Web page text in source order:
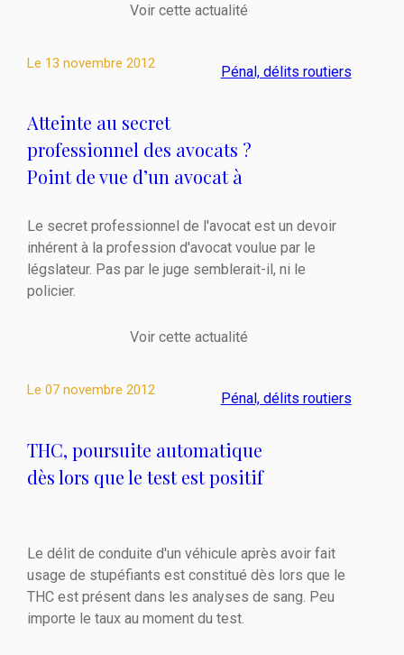
Voir cette actualité
Le 13 novembre 2012
Pénal, délits routiers
Atteinte au secret
professionnel des avocats ?
Point de vue d’un avocat à
Le secret professionnel de l'avocat est un devoir
inhérent à la profession d'avocat voulue par le
légslateur. Pas par le juge semblerait-il, ni le
policier.
Voir cette actualité
Le 07 novembre 2012
Pénal, délits routiers
THC, poursuite automatique
dès lors que le test est positif
Le délit de conduite d'un véhicule après avoir fait
usage de stupéfiants est constitué dès lors que le
THC est présent dans les analyses de sang. Peu
importe le taux au moment du test.